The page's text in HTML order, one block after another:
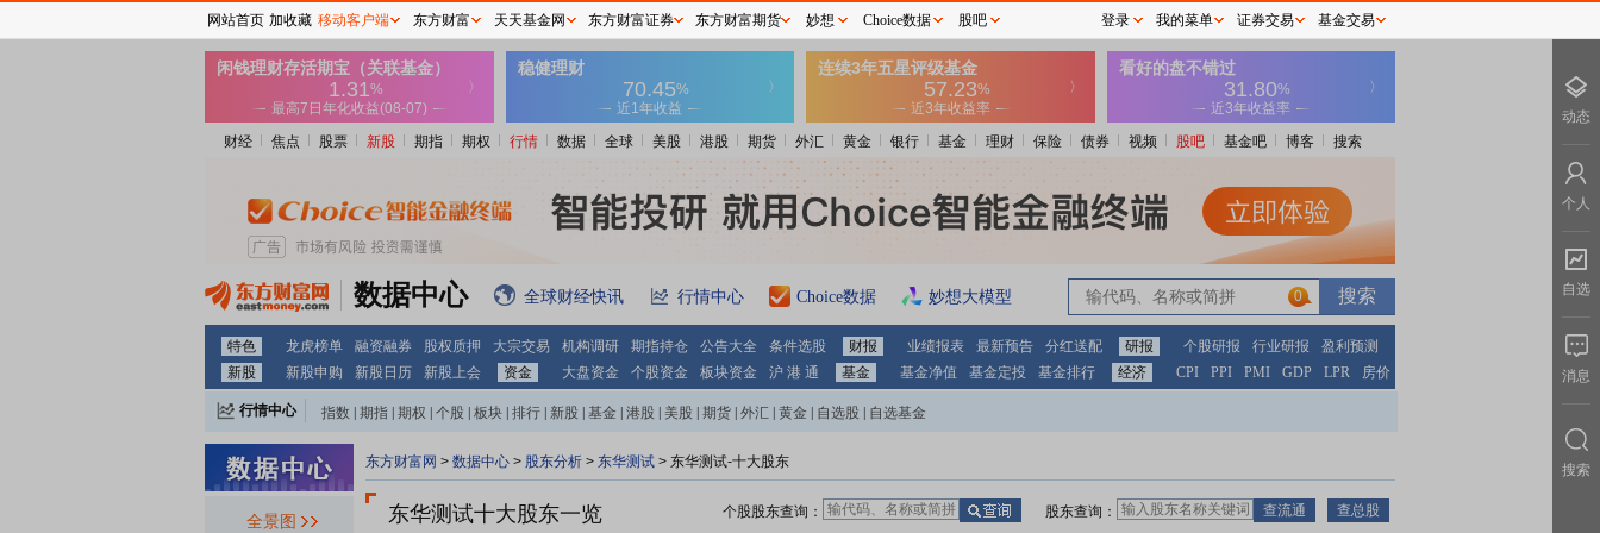
财经 焦点 股票 新股 期指 期权 行情 数据 全球 美股 港股 期货 外汇 黄金 银行 基金 理财 保险 债券 视频 股吧 基金吧 博客 搜索
数据中心 全球财经快讯 行情中心 Choice数据 妙想大模型 0
特色 龙虎榜单 融资融券 股权质押 大宗交易 机构调研 期指持仓 公告大全 条件选股 财报 业绩报表 最新预告 分红送配 研报 个股研报 行业研报
盈利预测
新股
新股申购 新股日历 新股上会 资金 大盘资金 个股资金 板块资金 沪 港 通 基金 基金净值 基金定投 基金排行 经济 CPI PPI PMI GDP LPR 房价
行情中心 指数 期指 期权 个股 板块 排行 新股 基金 港股 美股 期货 外汇 黄金 自选股 自选基金
全景图
东方财富网 > 数据中心 > 股东分析 > 东华测试 > 东华测试-十大股东
东华测试十大股东一览 股东查询：
个股股东查询：
网站首页 加收藏 移动客户端 东方财富 天天基金网 东方财富证券 东方财富期货 妙想 Choice数据 股吧 登录 我的菜单 证券交易 基金交易
动态
个人
自选
消息
搜索